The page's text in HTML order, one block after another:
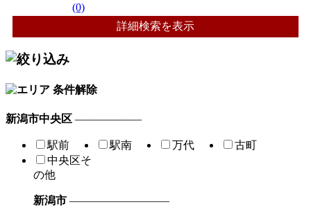
(0)
詳細検索を表示
条件解除
新潟市中央区 ――――――
駅前 駅南 万代
古町
中央区そ
の他
新潟市 ―――――――――